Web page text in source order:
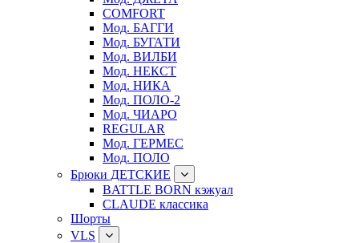
COMFORT
Мод. БАГГИ
Мод. БУГАТИ
Мод. ВИЛБИ
Мод. НЕКСТ
Мод. НИКА
Мод. ПОЛО-2
Мод. ЧИАРО
REGULAR
Мод. ГЕРМЕС
Мод. ПОЛО
Брюки ДЕТСКИЕ
BATTLE BORN кэжуал
CLAUDE классика
Шорты
VLS